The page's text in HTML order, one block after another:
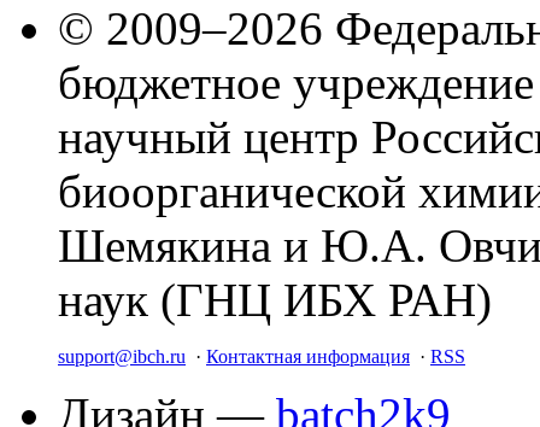
© 2009–2026
бюджетное
научный центр
биоорганической
Шемякина и Ю.А.
наук (ГНЦ ИБХ РАН)
support@ibch.ru · Контактная информация · RSS
Дизайн — batch2k9